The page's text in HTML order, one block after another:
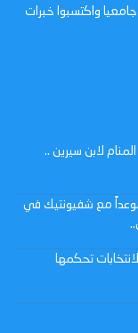
واكتسبوا خبرات
لابن سيرين ..
مع شفيونتيك في
تحكمها